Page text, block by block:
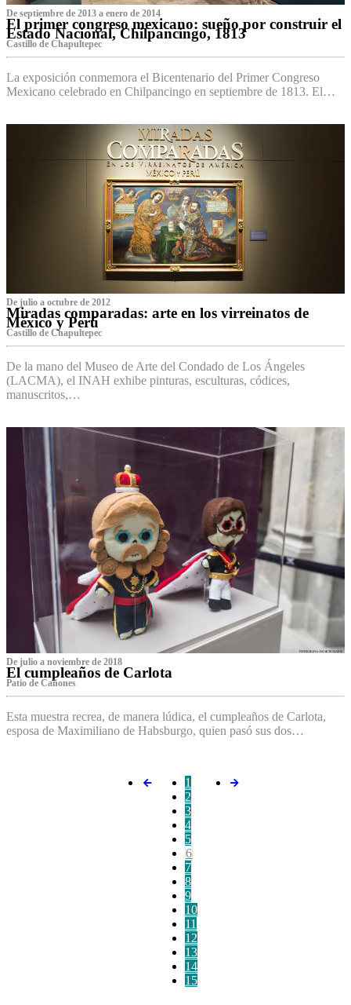
De septiembre de 2013 a enero de 2014
El primer congreso mexicano: sueño por construir el
Estado Nacional, Chilpancingo, 1813
Castillo de Chapultepec
La exposición conmemora el Bicentenario del Primer Congreso
Mexicano celebrado en Chilpancingo en septiembre de 1813. El…
De julio a octubre de 2012
Miradas comparadas: arte en los virreinatos de
México y Perú
Castillo de Chapultepec
De la mano del Museo de Arte del Condado de Los Ángeles
(LACMA), el INAH exhibe pinturas, esculturas, códices,
manuscritos,…
De julio a noviembre de 2018
El cumpleaños de Carlota
Patio de Cañones
Esta muestra recrea, de manera lúdica, el cumpleaños de Carlota,
esposa de Maximiliano de Habsburgo, quien pasó sus dos…
1
2
3
4
5
6
7
8
9
10
11
12
13
14
15